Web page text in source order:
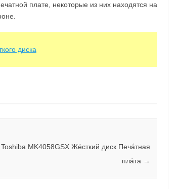
плате, некоторые из них находятся на
диска
Toshiba MK4058GSX Жёсткий диск Печа́тная
пла́та →